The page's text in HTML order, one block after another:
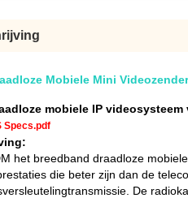
Mobiele Mini
mobiele IP
Specs.pdf
het breedband draadloze
die beter zijn dan de
De